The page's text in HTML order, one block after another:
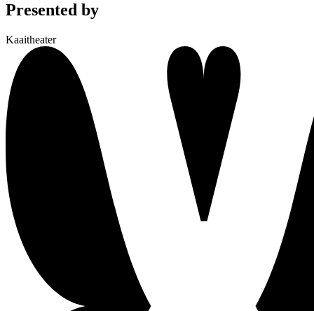
Presented by
Kaaitheater